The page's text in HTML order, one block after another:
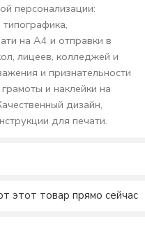
персонализации:
на А4 и отправки в
лицеев, колледжей и
и признательности
и наклейки на
дизайн,
для печати.
этот товар прямо сейчас